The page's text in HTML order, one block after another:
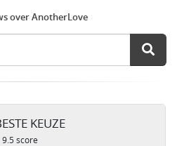
over AnotherLove
KEUZE
9.5 score